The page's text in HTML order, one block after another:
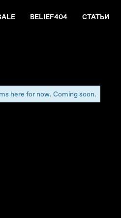
BELIEF404 СТАТЬИ
here for now. Coming soon.